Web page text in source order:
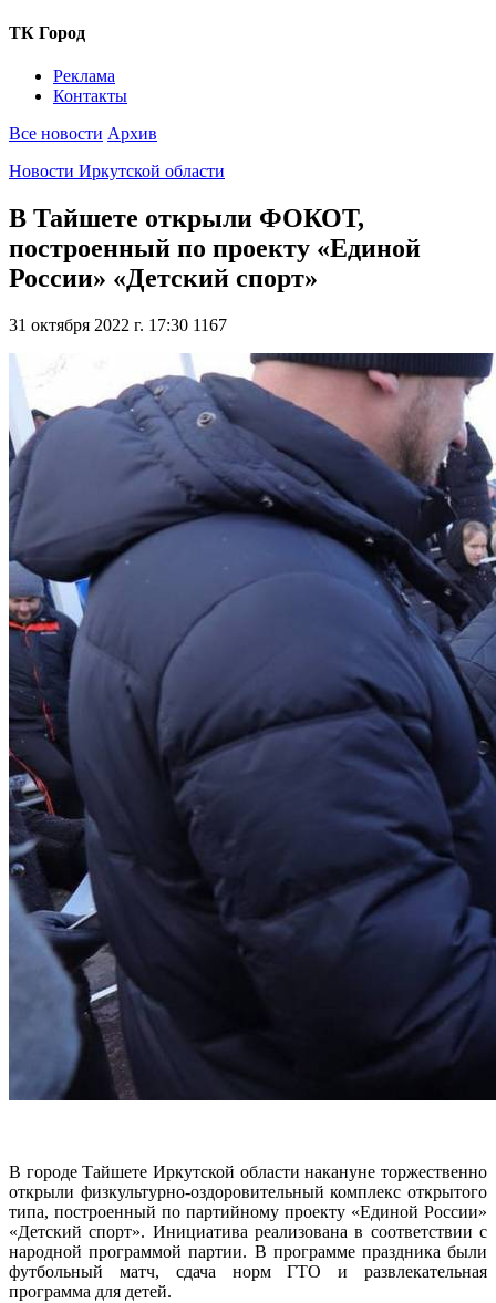
ТК Город
Реклама
Контакты
Все новости Архив
Новости Иркутской области
В Тайшете открыли ФОКОТ,
построенный по проекту «Единой
России» «Детский спорт»
31 октября 2022 г. 17:30 1167
В городе Тайшете Иркутской области накануне торжественно
открыли физкультурно-оздоровительный комплекс открытого
типа, построенный по партийному проекту «Единой России»
«Детский спорт». Инициатива реализована в соответствии с
народной программой партии. В программе праздника были
футбольный матч, сдача норм ГТО и развлекательная
программа для детей.